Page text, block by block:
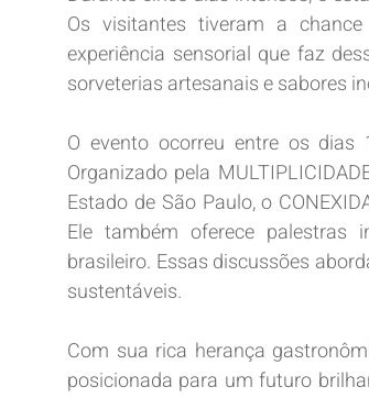
Os visitantes tiveram a
experiência sensorial que faz
sorveterias artesanais e sabores
O evento ocorreu entre os
Organizado pela
Estado de São Paulo, o
Ele também oferece palestras
brasileiro. Essas discussões
sustentáveis.
Com sua rica herança
posicionada para um futuro